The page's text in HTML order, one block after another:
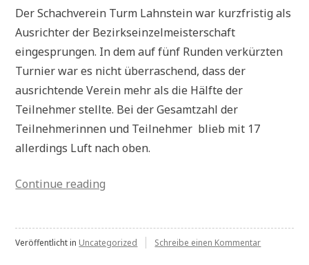
Der Schachverein Turm Lahnstein war kurzfristig als
Ausrichter der Bezirkseinzelmeisterschaft
eingesprungen. In dem auf fünf Runden verkürzten
Turnier war es nicht überraschend, dass der
ausrichtende Verein mehr als die Hälfte der
Teilnehmer stellte. Bei der Gesamtzahl der
Teilnehmerinnen und Teilnehmer blieb mit 17
allerdings Luft nach oben.
Continue reading
neuer
Veröffentlicht in Uncategorized Schreibe einen Kommentarzu